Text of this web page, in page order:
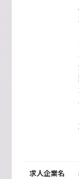
求人企業名